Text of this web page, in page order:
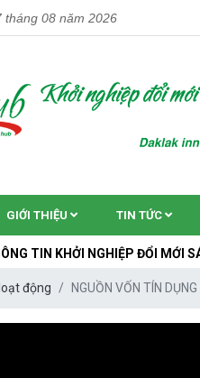
tháng 08 năm 2026
GIỚI THIỆU TIN TỨC
NGHIỆP ĐỔI MỚI SÁNG TẠO
động NGUỒN VỐN TÍN